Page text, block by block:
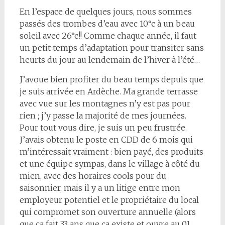
En l’espace de quelques jours, nous sommes
passés des trombes d’eau avec 10°c à un beau
soleil avec 26°c!! Comme chaque année, il faut
un petit temps d’adaptation pour transiter sans
heurts du jour au lendemain de l’hiver à l’été…
J’avoue bien profiter du beau temps depuis que
je suis arrivée en Ardèche. Ma grande terrasse
avec vue sur les montagnes n’y est pas pour
rien ; j’y passe la majorité de mes journées.
Pour tout vous dire, je suis un peu frustrée.
J’avais obtenu le poste en CDD de 6 mois qui
m’intéressait vraiment : bien payé, des produits
et une équipe sympas, dans le village à côté du
mien, avec des horaires cools pour du
saisonnier, mais il y a un litige entre mon
employeur potentiel et le propriétaire du local
qui compromet son ouverture annuelle (alors